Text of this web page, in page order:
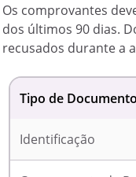
Os comprovantes
dos últimos 90 dias.
recusados durante a
Tipo de Documento
Identificação